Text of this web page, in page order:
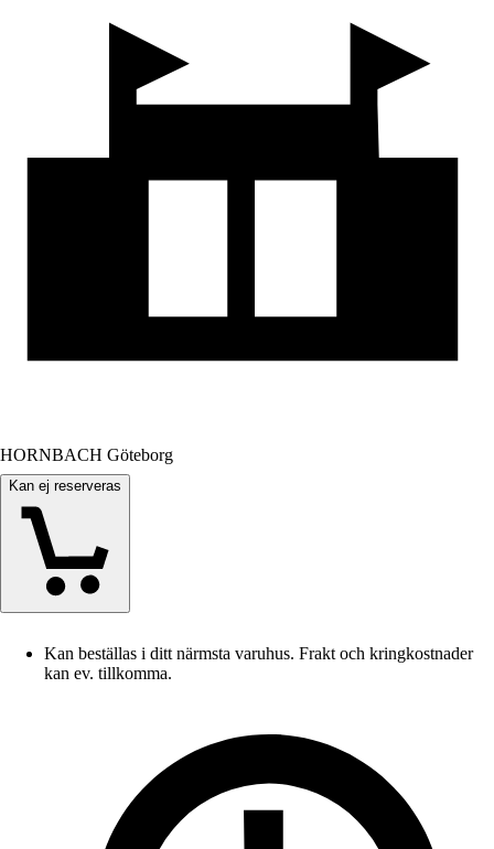
HORNBACH Göteborg
Kan ej reserveras
Kan beställas i ditt närmsta varuhus. Frakt och kringkostnader
kan ev. tillkomma.